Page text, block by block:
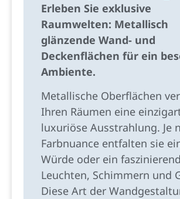
Erleben Sie exklusive
Raumwelten: Metallisch
glänzende Wand- und
Deckenflächen für ein
Ambiente.
Metallische Oberflächen
Ihren Räumen eine
luxuriöse Ausstrahlung. Je
Farbnuance entfalten sie
Würde oder ein
Leuchten, Schimmern und
Diese Art der